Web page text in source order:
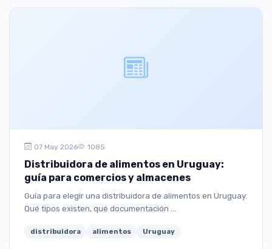
07 May 2026 1085
Distribuidora de alimentos en Uruguay:
guía para comercios y almacenes
Guía para elegir una distribuidora de alimentos en Uruguay.
Qué tipos existen, qué documentación ...
distribuidora alimentos Uruguay